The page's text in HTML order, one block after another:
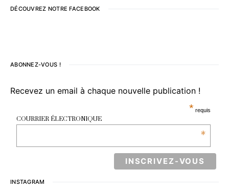
DÉCOUVREZ NOTRE FACEBOOK
ABONNEZ-VOUS !
Recevez un email à chaque nouvelle publication !
* requis
COURRIER ÉLECTRONIQUE
*
INSTAGRAM